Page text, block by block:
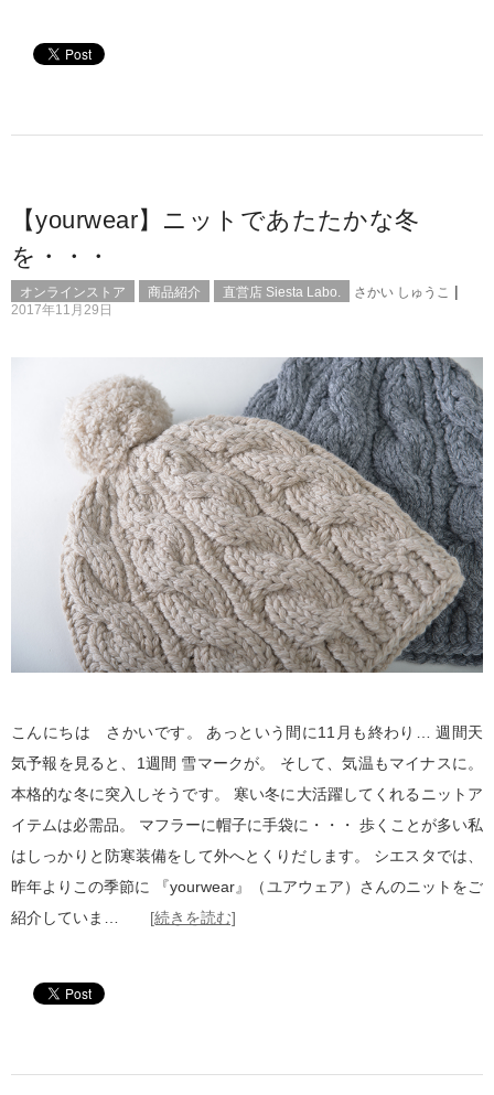
【yourwear】ニットであたたかな冬
を・・・
オンラインストア 商品紹介 直営店 Siesta Labo. さかい しゅうこ |
2017年11月29日
こんにちは さかいです。 あっという間に11月も終わり… 週間天
気予報を見ると、1週間 雪マークが。 そして、気温もマイナスに。
本格的な冬に突入しそうです。 寒い冬に大活躍してくれるニットア
イテムは必需品。 マフラーに帽子に手袋に・・・ 歩くことが多い私
はしっかりと防寒装備をして外へとくりだします。 シエスタでは、
昨年よりこの季節に 『yourwear』（ユアウェア）さんのニットをご
紹介していま… [続きを読む]